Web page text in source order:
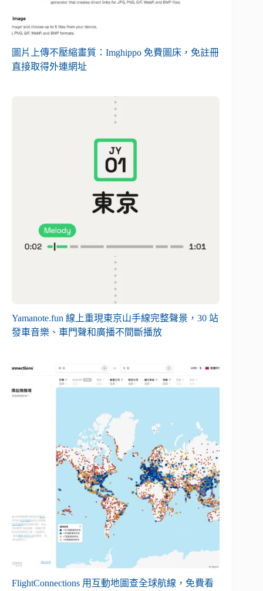
圖片上傳不壓縮畫質：Imghippo 免費圖床，免註冊
直接取得外連網址
Yamanote.fun 線上重現東京山手線完整聲景，30 站
發車音樂、車門聲和廣播不間斷播放
FlightConnections 用互動地圖查全球航線，免費看